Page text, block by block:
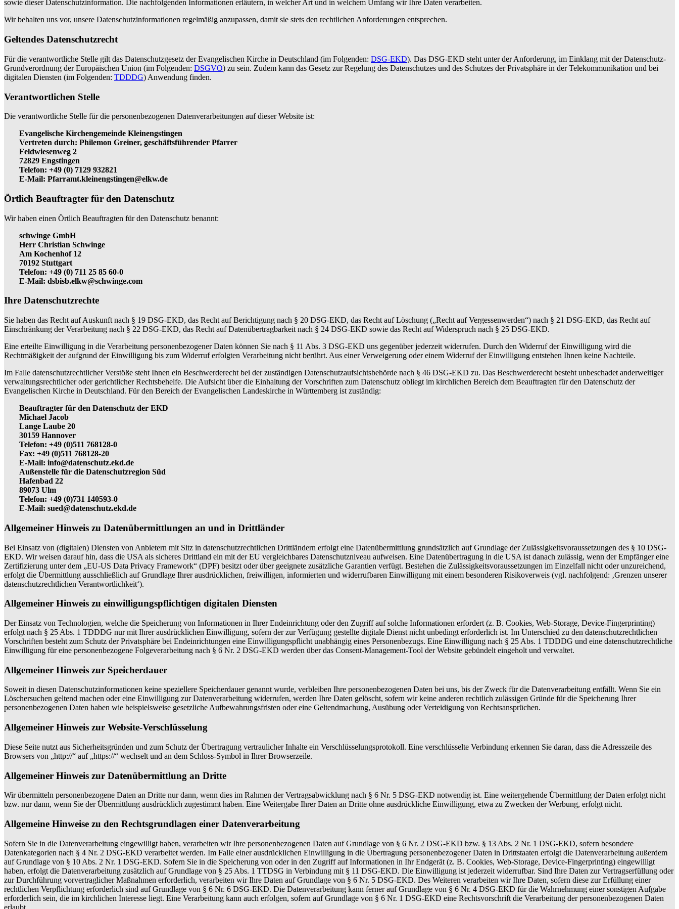
sowie dieser Datenschutzinformation. Die nachfolgenden Informationen erläutern, in welcher Art und in welchem Umfang wir Ihre Daten verarbeiten.
Wir behalten uns vor, unsere Datenschutzinformationen regelmäßig anzupassen, damit sie stets den rechtlichen Anforderungen entsprechen.
Geltendes Datenschutzrecht
Für die verantwortliche Stelle gilt das Datenschutzgesetz der Evangelischen Kirche in Deutschland (im Folgenden: DSG-EKD). Das DSG-EKD steht unter der Anforderung, im Einklang mit der Datenschutz-
Grundverordnung der Europäischen Union (im Folgenden: DSGVO) zu sein. Zudem kann das Gesetz zur Regelung des Datenschutzes und des Schutzes der Privatsphäre in der Telekommunikation und bei
digitalen Diensten (im Folgenden: TDDDG) Anwendung finden.
Verantwortlichen Stelle
Die verantwortliche Stelle für die personenbezogenen Datenverarbeitungen auf dieser Website ist:
Evangelische Kirchengemeinde Kleinengstingen
Vertreten durch: Philemon Greiner, geschäftsführender Pfarrer
Feldwiesenweg 2
72829 Engstingen
Telefon: +49 (0) 7129 932821
E-Mail: Pfarramt.kleinengstingen@elkw.de
Örtlich Beauftragter für den Datenschutz
Wir haben einen Örtlich Beauftragten für den Datenschutz benannt:
schwinge GmbH
Herr Christian Schwinge
Am Kochenhof 12
70192 Stuttgart
Telefon: +49 (0) 711 25 85 60-0
E-Mail: dsbisb.elkw@schwinge.com
Ihre Datenschutzrechte
Sie haben das Recht auf Auskunft nach § 19 DSG-EKD, das Recht auf Berichtigung nach § 20 DSG-EKD, das Recht auf Löschung („Recht auf Vergessenwerden“) nach § 21 DSG-EKD, das Recht auf
Einschränkung der Verarbeitung nach § 22 DSG-EKD, das Recht auf Datenübertragbarkeit nach § 24 DSG-EKD sowie das Recht auf Widerspruch nach § 25 DSG-EKD.
Eine erteilte Einwilligung in die Verarbeitung personenbezogener Daten können Sie nach § 11 Abs. 3 DSG-EKD uns gegenüber jederzeit widerrufen. Durch den Widerruf der Einwilligung wird die
Rechtmäßigkeit der aufgrund der Einwilligung bis zum Widerruf erfolgten Verarbeitung nicht berührt. Aus einer Verweigerung oder einem Widerruf der Einwilligung entstehen Ihnen keine Nachteile.
Im Falle datenschutzrechtlicher Verstöße steht Ihnen ein Beschwerderecht bei der zuständigen Datenschutzaufsichtsbehörde nach § 46 DSG-EKD zu. Das Beschwerderecht besteht unbeschadet anderweitiger
verwaltungsrechtlicher oder gerichtlicher Rechtsbehelfe. Die Aufsicht über die Einhaltung der Vorschriften zum Datenschutz obliegt im kirchlichen Bereich dem Beauftragten für den Datenschutz der
Evangelischen Kirche in Deutschland. Für den Bereich der Evangelischen Landeskirche in Württemberg ist zuständig:
Beauftragter für den Datenschutz der EKD
Michael Jacob
Lange Laube 20
30159 Hannover
Telefon: +49 (0)511 768128-0
Fax: +49 (0)511 768128-20
E-Mail: info@datenschutz.ekd.de
Außenstelle für die Datenschutzregion Süd
Hafenbad 22
89073 Ulm
Telefon: +49 (0)731 140593-0
E-Mail: sued@datenschutz.ekd.de
Allgemeiner Hinweis zu Datenübermittlungen an und in Drittländer
Bei Einsatz von (digitalen) Diensten von Anbietern mit Sitz in datenschutzrechtlichen Drittländern erfolgt eine Datenübermittlung grundsätzlich auf Grundlage der Zulässigkeitsvoraussetzungen des § 10 DSG-
EKD. Wir weisen darauf hin, dass die USA als sicheres Drittland ein mit der EU vergleichbares Datenschutzniveau aufweisen. Eine Datenübertragung in die USA ist danach zulässig, wenn der Empfänger eine
Zertifizierung unter dem „EU-US Data Privacy Framework“ (DPF) besitzt oder über geeignete zusätzliche Garantien verfügt. Bestehen die Zulässigkeitsvoraussetzungen im Einzelfall nicht oder unzureichend,
erfolgt die Übermittlung ausschließlich auf Grundlage Ihrer ausdrücklichen, freiwilligen, informierten und widerrufbaren Einwilligung mit einem besonderen Risikoverweis (vgl. nachfolgend: ‚Grenzen unserer
datenschutzrechtlichen Verantwortlichkeit‘).
Allgemeiner Hinweis zu einwilligungspflichtigen digitalen Diensten
Der Einsatz von Technologien, welche die Speicherung von Informationen in Ihrer Endeinrichtung oder den Zugriff auf solche Informationen erfordert (z. B. Cookies, Web-Storage, Device-Fingerprinting)
erfolgt nach § 25 Abs. 1 TDDDG nur mit Ihrer ausdrücklichen Einwilligung, sofern der zur Verfügung gestellte digitale Dienst nicht unbedingt erforderlich ist. Im Unterschied zu den datenschutzrechtlichen
Vorschriften besteht zum Schutz der Privatsphäre bei Endeinrichtungen eine Einwilligungspflicht unabhängig eines Personenbezugs. Eine Einwilligung nach § 25 Abs. 1 TDDDG und eine datenschutzrechtliche
Einwilligung für eine personenbezogene Folgeverarbeitung nach § 6 Nr. 2 DSG-EKD werden über das Consent-Management-Tool der Website gebündelt eingeholt und verwaltet.
Allgemeiner Hinweis zur Speicherdauer
Soweit in diesen Datenschutzinformationen keine speziellere Speicherdauer genannt wurde, verbleiben Ihre personenbezogenen Daten bei uns, bis der Zweck für die Datenverarbeitung entfällt. Wenn Sie ein
Löschersuchen geltend machen oder eine Einwilligung zur Datenverarbeitung widerrufen, werden Ihre Daten gelöscht, sofern wir keine anderen rechtlich zulässigen Gründe für die Speicherung Ihrer
personenbezogenen Daten haben wie beispielsweise gesetzliche Aufbewahrungsfristen oder eine Geltendmachung, Ausübung oder Verteidigung von Rechtsansprüchen.
Allgemeiner Hinweis zur Website-Verschlüsselung
Diese Seite nutzt aus Sicherheitsgründen und zum Schutz der Übertragung vertraulicher Inhalte ein Verschlüsselungsprotokoll. Eine verschlüsselte Verbindung erkennen Sie daran, dass die Adresszeile des
Browsers von „http://“ auf „https://“ wechselt und an dem Schloss-Symbol in Ihrer Browserzeile.
Allgemeiner Hinweis zur Datenübermittlung an Dritte
Wir übermitteln personenbezogene Daten an Dritte nur dann, wenn dies im Rahmen der Vertragsabwicklung nach § 6 Nr. 5 DSG-EKD notwendig ist. Eine weitergehende Übermittlung der Daten erfolgt nicht
bzw. nur dann, wenn Sie der Übermittlung ausdrücklich zugestimmt haben. Eine Weitergabe Ihrer Daten an Dritte ohne ausdrückliche Einwilligung, etwa zu Zwecken der Werbung, erfolgt nicht.
Allgemeine Hinweise zu den Rechtsgrundlagen einer Datenverarbeitung
Sofern Sie in die Datenverarbeitung eingewilligt haben, verarbeiten wir Ihre personenbezogenen Daten auf Grundlage von § 6 Nr. 2 DSG-EKD bzw. § 13 Abs. 2 Nr. 1 DSG-EKD, sofern besondere
Datenkategorien nach § 4 Nr. 2 DSG-EKD verarbeitet werden. Im Falle einer ausdrücklichen Einwilligung in die Übertragung personenbezogener Daten in Drittstaaten erfolgt die Datenverarbeitung außerdem
auf Grundlage von § 10 Abs. 2 Nr. 1 DSG-EKD. Sofern Sie in die Speicherung von oder in den Zugriff auf Informationen in Ihr Endgerät (z. B. Cookies, Web-Storage, Device-Fingerprinting) eingewilligt
haben, erfolgt die Datenverarbeitung zusätzlich auf Grundlage von § 25 Abs. 1 TTDSG in Verbindung mit § 11 DSG-EKD. Die Einwilligung ist jederzeit widerrufbar. Sind Ihre Daten zur Vertragserfüllung oder
zur Durchführung vorvertraglicher Maßnahmen erforderlich, verarbeiten wir Ihre Daten auf Grundlage von § 6 Nr. 5 DSG-EKD. Des Weiteren verarbeiten wir Ihre Daten, sofern diese zur Erfüllung einer
rechtlichen Verpflichtung erforderlich sind auf Grundlage von § 6 Nr. 6 DSG-EKD. Die Datenverarbeitung kann ferner auf Grundlage von § 6 Nr. 4 DSG-EKD für die Wahrnehmung einer sonstigen Aufgabe
erforderlich sein, die im kirchlichen Interesse liegt. Eine Verarbeitung kann auch erfolgen, sofern auf Grundlage von § 6 Nr. 1 DSG-EKD eine Rechtsvorschrift die Verarbeitung der personenbezogenen Daten
erlaubt.